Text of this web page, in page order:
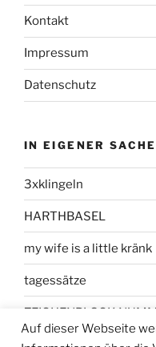
Kontakt
Impressum
Datenschutz
IN EIGENER SACHE
3xklingeln
HARTHBASEL
my wife is a little kränk
tagessätze
ZEICHENBLOCK
Auf dieser Webseite